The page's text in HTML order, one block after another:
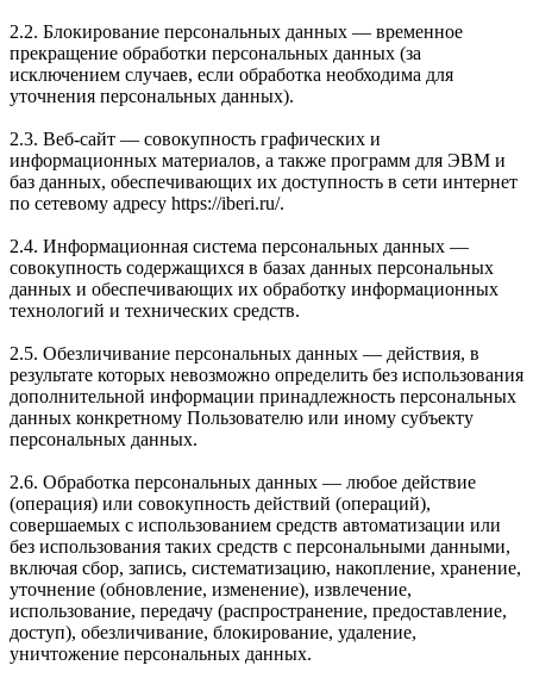
2.2. Блокирование персональных данных — временное
прекращение обработки персональных данных (за
исключением случаев, если обработка необходима для
уточнения персональных данных).
2.3. Веб-сайт — совокупность графических и
информационных материалов, а также программ для ЭВМ и
баз данных, обеспечивающих их доступность в сети интернет
по сетевому адресу https://iberi.ru/.
2.4. Информационная система персональных данных —
совокупность содержащихся в базах данных персональных
данных и обеспечивающих их обработку информационных
технологий и технических средств.
2.5. Обезличивание персональных данных — действия, в
результате которых невозможно определить без использования
дополнительной информации принадлежность персональных
данных конкретному Пользователю или иному субъекту
персональных данных.
2.6. Обработка персональных данных — любое действие
(операция) или совокупность действий (операций),
совершаемых с использованием средств автоматизации или
без использования таких средств с персональными данными,
включая сбор, запись, систематизацию, накопление, хранение,
уточнение (обновление, изменение), извлечение,
использование, передачу (распространение, предоставление,
доступ), обезличивание, блокирование, удаление,
уничтожение персональных данных.